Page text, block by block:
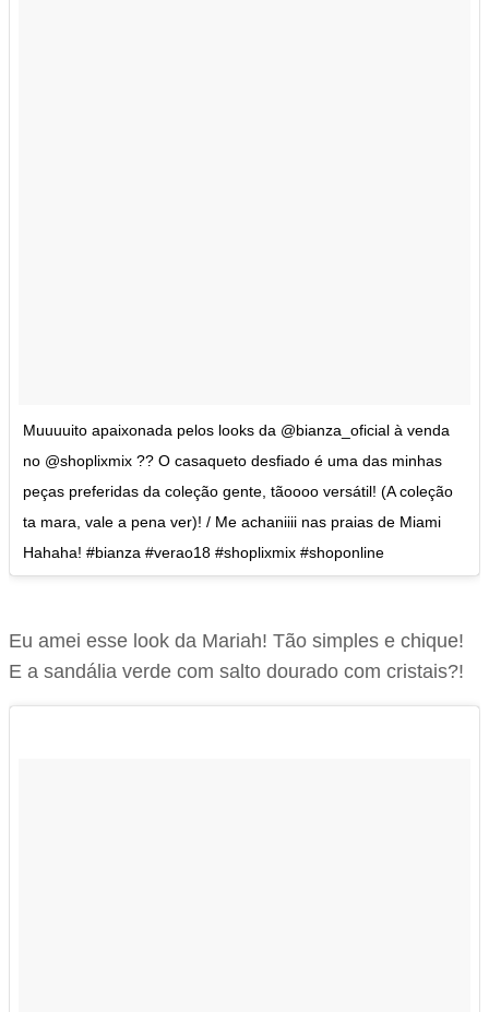
Muuuuito apaixonada pelos looks da @bianza_oficial à venda
no @shoplixmix ?? O casaqueto desfiado é uma das minhas
peças preferidas da coleção gente, tãoooo versátil! (A coleção
ta mara, vale a pena ver)! / Me achaniiii nas praias de Miami
Hahaha! #bianza #verao18 #shoplixmix #shoponline
Eu amei esse look da Mariah! Tão simples e chique!
E a sandália verde com salto dourado com cristais?!